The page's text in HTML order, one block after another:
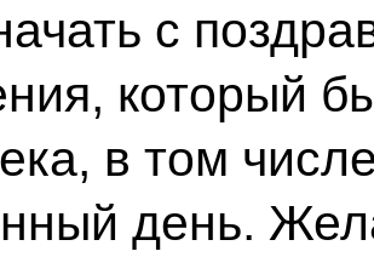
с
который
в том
день.